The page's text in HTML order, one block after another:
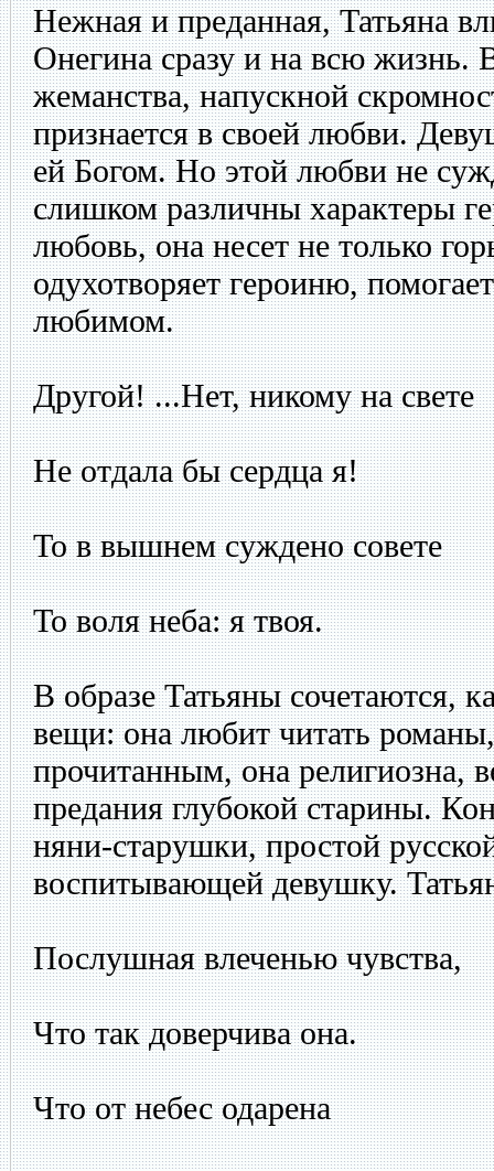
Нежная и преданная, Татьяна
Онегина сразу и на всю жизнь.
жеманства, напускной
признается в своей любви.
ей Богом. Но этой любви не
слишком различны характеры
любовь, она несет не только
одухотворяет героиню,
любимом.
Другой! ...Нет, никому на свете
Не отдала бы сердца я!
То в вышнем суждено совете
То воля неба: я твоя.
В образе Татьяны сочетаются,
вещи: она любит читать
прочитанным, она религиозна,
предания глубокой старины.
няни-старушки, простой
воспитывающей девушку.
Послушная влеченью чувства,
Что так доверчива она.
Что от небес одарена